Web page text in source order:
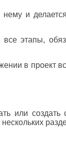
и делается
этапы,
в проект
или создать